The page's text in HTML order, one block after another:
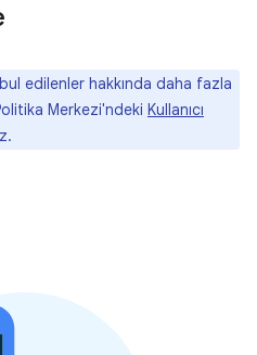
edilenler hakkında daha fazla
Merkezi'ndeki Kullanıcı